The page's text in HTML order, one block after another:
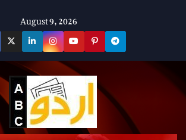
August 9, 2026